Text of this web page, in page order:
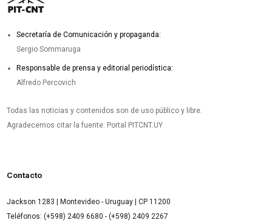
Secretaría de Comunicación y propaganda:
Sergio Sommaruga
Responsable de prensa y editorial periodística:
Alfredo Percovich
Todas las noticias y contenidos son de uso público y libre.
Agradecemos citar la fuente: Portal PITCNT.UY
Contacto
Jackson 1283 | Montevideo - Uruguay | CP 11200
Teléfonos: (+598) 2409 6680 - (+598) 2409 2267